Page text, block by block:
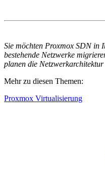
Sie möchten Proxmox SDN in
bestehende Netzwerke
planen die
Mehr zu diesen Themen:
Proxmox Virtualisierung